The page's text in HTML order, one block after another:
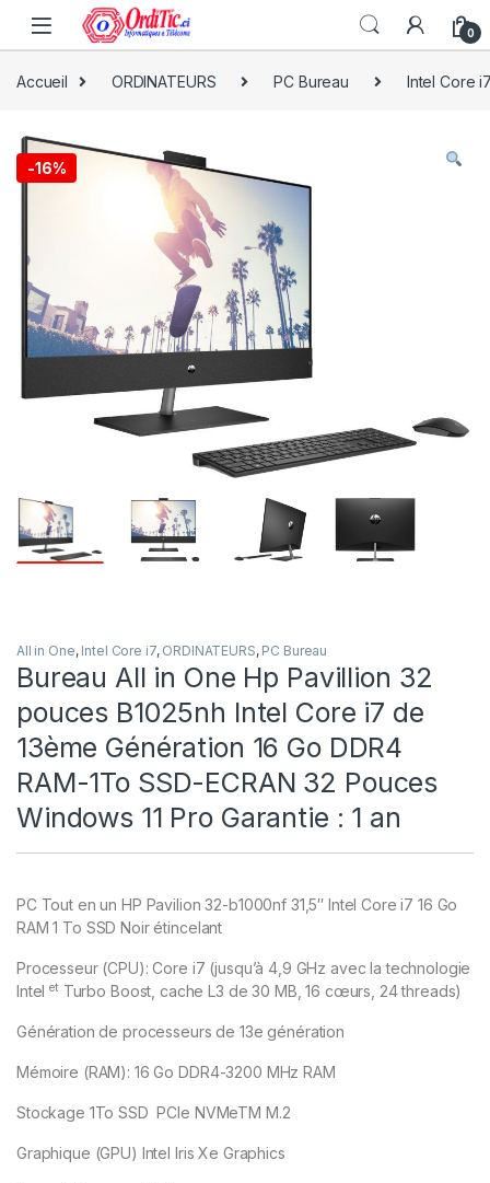
0
Accueil ORDINATEURS PC Bureau Intel Core
-16%
All in One, Intel Core i7, ORDINATEURS, PC Bureau
Bureau All in One Hp Pavillion 32
pouces B1025nh Intel Core i7 de
13ème Génération 16 Go DDR4
RAM-1To SSD-ECRAN 32 Pouces
Windows 11 Pro Garantie : 1 an
PC Tout en un HP Pavilion 32-b1000nf 31,5″ Intel Core i7 16 Go
RAM 1 To SSD Noir étincelant
Processeur (CPU): Core i7 (jusqu’à 4,9 GHz avec la technologie
Intelet Turbo Boost, cache L3 de 30 MB, 16 cœurs, 24 threads)
Génération de processeurs de 13e génération
Mémoire (RAM): 16 Go DDR4-3200 MHz RAM
Stockage 1To SSD PCIe NVMeTM M.2
Graphique (GPU) Intel Iris Xe Graphics